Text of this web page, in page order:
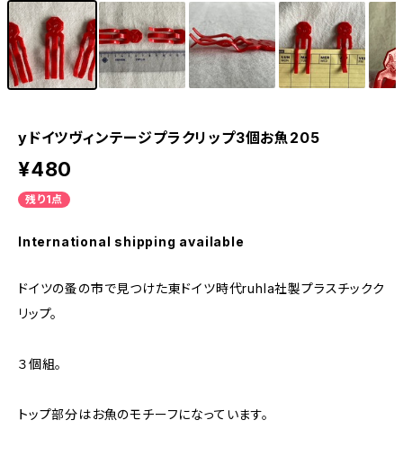
yドイツヴィンテージプラクリップ3個お魚205
¥480
残り1点
International shipping available
ドイツの蚤の市で見つけた東ドイツ時代ruhla社製プラスチックク
リップ。
３個組。
トップ部分はお魚のモチーフになっています。